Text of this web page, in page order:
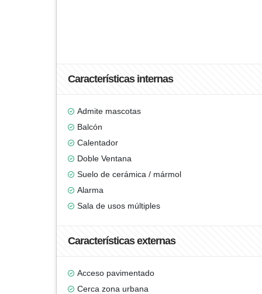
Características internas
Admite mascotas
Balcón
Calentador
Doble Ventana
Suelo de cerámica / mármol
Alarma
Sala de usos múltiples
Características externas
Acceso pavimentado
Cerca zona urbana